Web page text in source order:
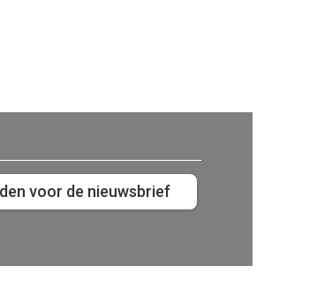
voor de nieuwsbrief